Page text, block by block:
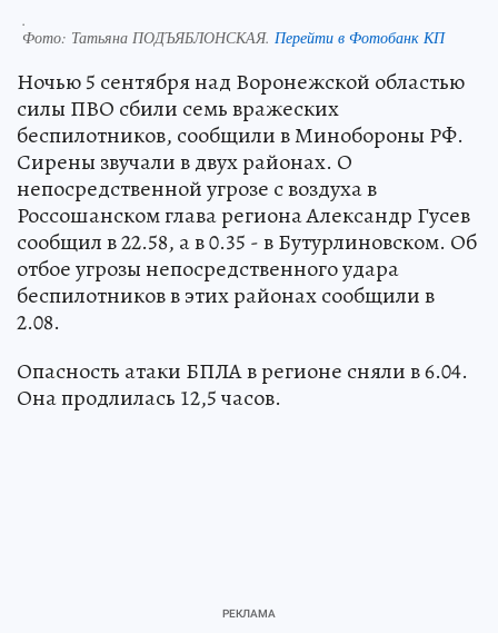
.
Фото: Татьяна ПОДЪЯБЛОНСКАЯ. Перейти в Фотобанк КП
Ночью 5 сентября над Воронежской областью
силы ПВО сбили семь вражеских
беспилотников, сообщили в Минобороны РФ.
Сирены звучали в двух районах. О
непосредственной угрозе с воздуха в
Россошанском глава региона Александр Гусев
сообщил в 22.58, а в 0.35 - в Бутурлиновском. Об
отбое угрозы непосредственного удара
беспилотников в этих районах сообщили в
2.08.
Опасность атаки БПЛА в регионе сняли в 6.04.
Она продлилась 12,5 часов.